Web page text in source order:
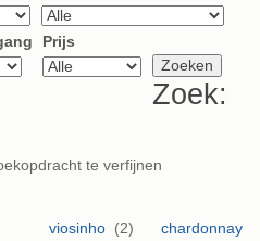
Prijs
Zoek:
te verfijnen
viosinho (2)
chardonnay